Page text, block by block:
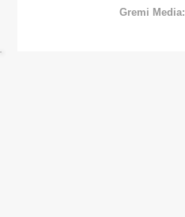
Gremi Media: